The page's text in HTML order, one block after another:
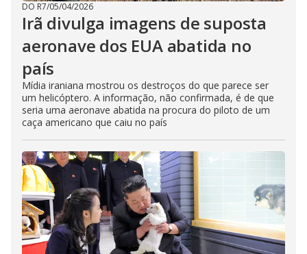
DO R7/05/04/2026
Irã divulga imagens de suposta
aeronave dos EUA abatida no
país
Mídia iraniana mostrou os destroços do que parece ser
um helicóptero. A informação, não confirmada, é de que
seria uma aeronave abatida na procura do piloto de um
caça americano que caiu no país